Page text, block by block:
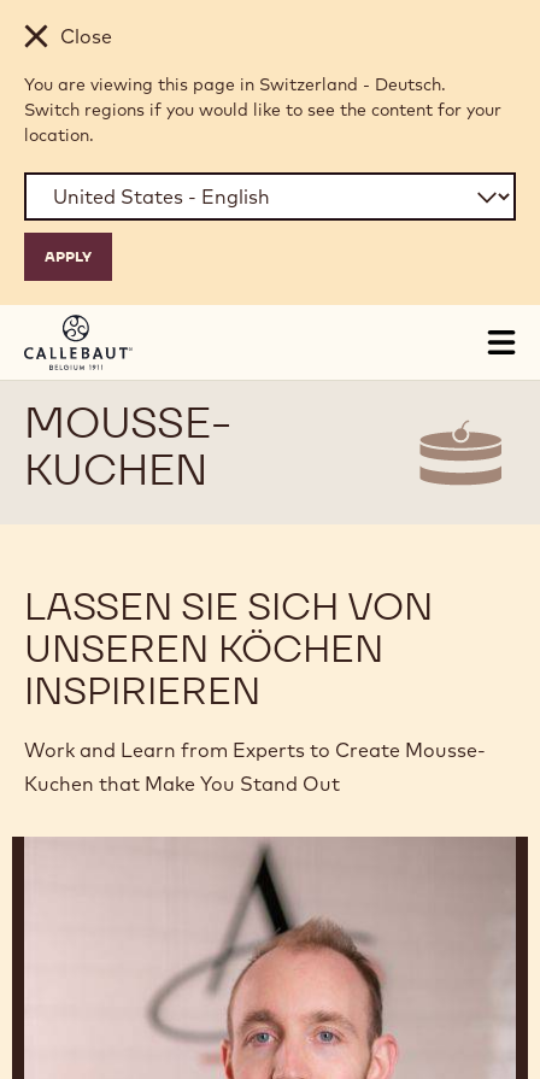
Skip to main content
Close
You are viewing this page in Switzerland - Deutsch.
Switch regions if you would like to see the content for your
location.
MOUSSE-
KUCHEN
LASSEN SIE SICH VON
UNSEREN KÖCHEN
INSPIRIEREN
Work and Learn from Experts to Create Mousse-
Kuchen that Make You Stand Out